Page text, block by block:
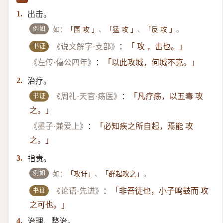
1.
出击。
例如 如： 「围 攻 」 、 「猛 攻 」 、 「反 攻 」。
书证 《说文解字·攴部》 ：
「 攻 ，击也。」
《左传·僖公四年》
： 「以此攻城，何城不克。」
2. 治疗。
书证 《周礼·天官·疡医》 ：
「凡疗疡，以五毒 攻
之。」
《墨子·兼爱上》
：
「必知疾之所自起，焉能 攻
之。」
3. 指责。
例如 如： 「攻讦」 、 「群起攻之」。
书证 《论语·先进》 ：
「非吾徒也，小子鸣鼓而 攻
之可也。」
4.